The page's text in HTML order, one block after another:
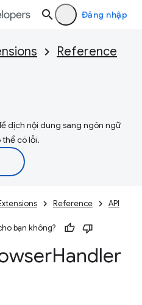
Đăng nhập
Reference
dịch nội dung sang ngôn ngữ
thể có lỗi.
Reference API
bạn không?
Handler